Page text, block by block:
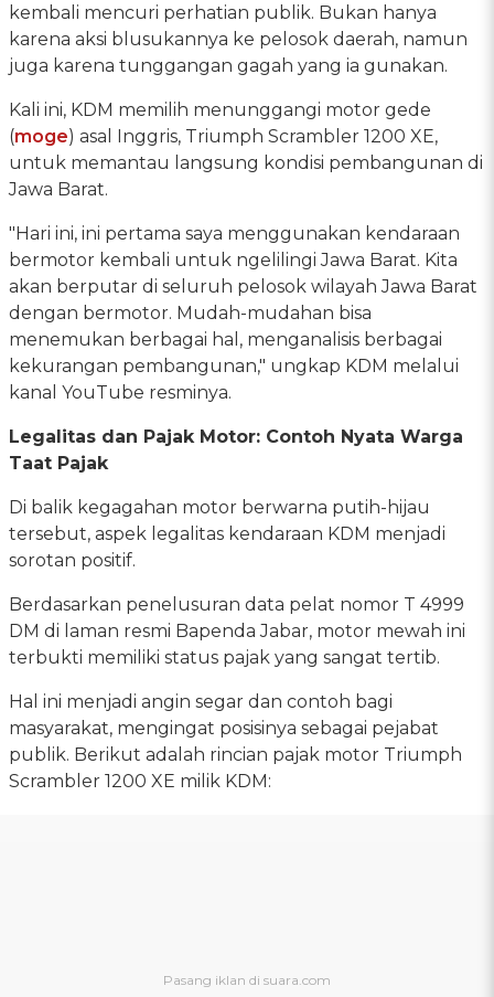
kembali mencuri perhatian publik. Bukan hanya
karena aksi blusukannya ke pelosok daerah, namun
juga karena tunggangan gagah yang ia gunakan.
Kali ini, KDM memilih menunggangi motor gede
(moge) asal Inggris, Triumph Scrambler 1200 XE,
untuk memantau langsung kondisi pembangunan di
Jawa Barat.
"Hari ini, ini pertama saya menggunakan kendaraan
bermotor kembali untuk ngelilingi Jawa Barat. Kita
akan berputar di seluruh pelosok wilayah Jawa Barat
dengan bermotor. Mudah-mudahan bisa
menemukan berbagai hal, menganalisis berbagai
kekurangan pembangunan," ungkap KDM melalui
kanal YouTube resminya.
Legalitas dan Pajak Motor: Contoh Nyata Warga
Taat Pajak
Di balik kegagahan motor berwarna putih-hijau
tersebut, aspek legalitas kendaraan KDM menjadi
sorotan positif.
Berdasarkan penelusuran data pelat nomor T 4999
DM di laman resmi Bapenda Jabar, motor mewah ini
terbukti memiliki status pajak yang sangat tertib.
Hal ini menjadi angin segar dan contoh bagi
masyarakat, mengingat posisinya sebagai pejabat
publik. Berikut adalah rincian pajak motor Triumph
Scrambler 1200 XE milik KDM: